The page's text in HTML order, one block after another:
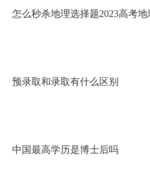
怎么秒杀地理选择题2023高考
预录取和录取有什么区别
中国最高学历是博士后吗